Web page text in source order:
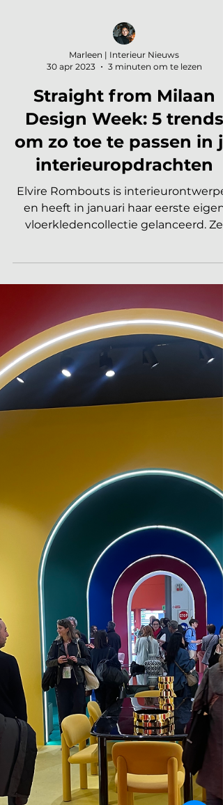
Marleen | Interieur Nieuws
30 apr 2023
3 minuten om te lezen
Straight from Milaan
om zo toe te passen in je
interieuropdrachten
Elvire Rombouts is
en heeft in januari haar eerste eigen
vloerkledencollectie gelanceerd. Ze
heeft ruim vier jaar geleden